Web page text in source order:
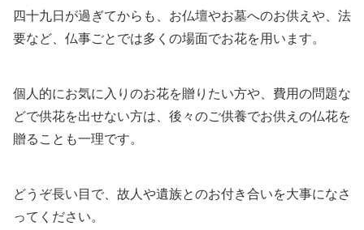
四十九日が過ぎてからも、お仏壇やお墓へのお供えや、法
要など、仏事ごとでは多くの場面でお花を用います。
個人的にお気に入りのお花を贈りたい方や、費用の問題な
どで供花を出せない方は、後々のご供養でお供えの仏花を
贈ることも一理です。
どうぞ長い目で、故人や遺族とのお付き合いを大事になさ
ってください。